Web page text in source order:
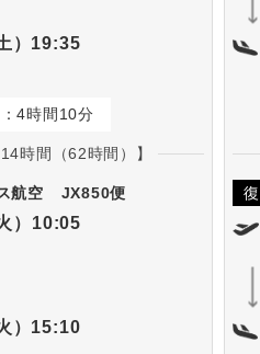
）19:35
4時間10分
時間（62時間）】
航空
JX850便
）10:05
）15:10